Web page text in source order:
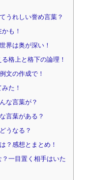
うれしい誉め言葉？
も！
界は奥が深い！
格上と格下の論理！
文の作成で！
た！
な言葉が？
言葉がある？
うなる？
？感想とまとめ！
一目置く相手はいた